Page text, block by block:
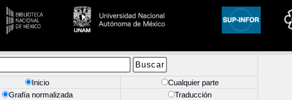
Inicio
Cualquier parte
Grafía normalizada
Traducción